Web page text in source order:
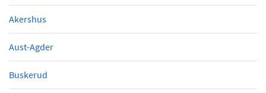
Akershus
Aust-Agder
Buskerud